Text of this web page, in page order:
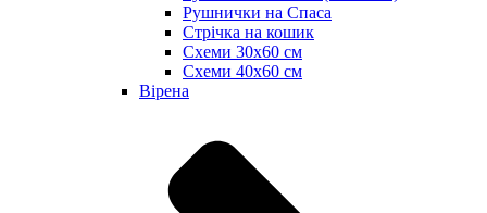
Рушнички на Спаса
Стрічка на кошик
Схеми 30х60 см
Схеми 40х60 см
Вірена